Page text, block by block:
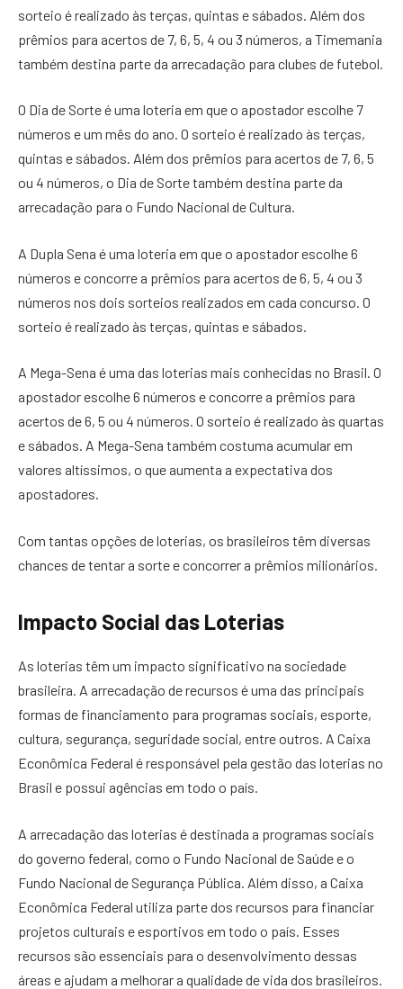
sorteio é realizado às terças, quintas e sábados. Além dos
prêmios para acertos de 7, 6, 5, 4 ou 3 números, a Timemania
também destina parte da arrecadação para clubes de futebol.
O Dia de Sorte é uma loteria em que o apostador escolhe 7
números e um mês do ano. O sorteio é realizado às terças,
quintas e sábados. Além dos prêmios para acertos de 7, 6, 5
ou 4 números, o Dia de Sorte também destina parte da
arrecadação para o Fundo Nacional de Cultura.
A Dupla Sena é uma loteria em que o apostador escolhe 6
números e concorre a prêmios para acertos de 6, 5, 4 ou 3
números nos dois sorteios realizados em cada concurso. O
sorteio é realizado às terças, quintas e sábados.
A Mega-Sena é uma das loterias mais conhecidas no Brasil. O
apostador escolhe 6 números e concorre a prêmios para
acertos de 6, 5 ou 4 números. O sorteio é realizado às quartas
e sábados. A Mega-Sena também costuma acumular em
valores altíssimos, o que aumenta a expectativa dos
apostadores.
Com tantas opções de loterias, os brasileiros têm diversas
chances de tentar a sorte e concorrer a prêmios milionários.
Impacto Social das Loterias
As loterias têm um impacto significativo na sociedade
brasileira. A arrecadação de recursos é uma das principais
formas de financiamento para programas sociais, esporte,
cultura, segurança, seguridade social, entre outros. A Caixa
Econômica Federal é responsável pela gestão das loterias no
Brasil e possui agências em todo o país.
A arrecadação das loterias é destinada a programas sociais
do governo federal, como o Fundo Nacional de Saúde e o
Fundo Nacional de Segurança Pública. Além disso, a Caixa
Econômica Federal utiliza parte dos recursos para financiar
projetos culturais e esportivos em todo o país. Esses
recursos são essenciais para o desenvolvimento dessas
áreas e ajudam a melhorar a qualidade de vida dos brasileiros.